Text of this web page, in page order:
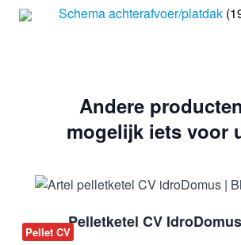
Schema achterafvoer/platdak
Andere
mogelijk iets voor
Pellet CV
Pelletketel CV